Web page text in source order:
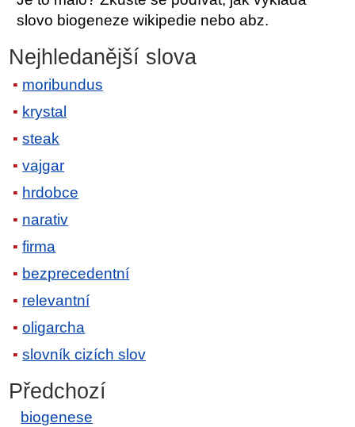
slovo biogeneze wikipedie nebo abz.
Nejhledanější slova
moribundus
krystal
steak
vajgar
hrdobce
narativ
firma
bezprecedentní
relevantní
oligarcha
slovník cizích slov
Předchozí
biogenese